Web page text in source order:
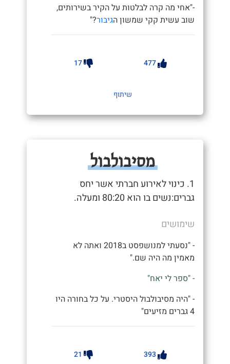
-"אחי מה קרה לבלטות על הקיר בשירותים,
שוב עשית קקי שמשון הגיבור?"
477
17
שיתוף
מסיבולבול
1. כינוי לאירוע חברתי אשר יחס
גברים:נשים בו הוא 80:20 ומעלה.
שימושים
- "נסעתי למנושפסט ב2018 ואתה לא
מאמין מה היה שם."
- "ספר לי יאח"
- "היה מסיבולבול היסטרי. על כל בחורה היו
4 גברים מזיעים"
393
21